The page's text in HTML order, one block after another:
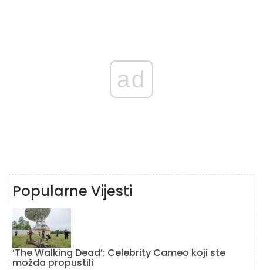
ad
Popularne Vijesti
‘The Walking Dead’: Celebrity Cameo koji ste
možda propustili